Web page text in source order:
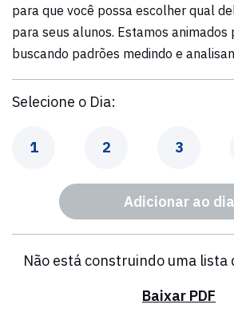
para que você possa escolher qual
para seus alunos. Estamos animados
buscando padrões medindo e
Selecione o Dia:
Dia
1 Dia
2 Dia
3
Adicionar ao dia
Não está construindo uma lista
Baixar PDF